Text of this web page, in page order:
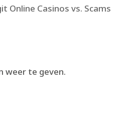
Online Casinos vs. Scams
weer te geven.